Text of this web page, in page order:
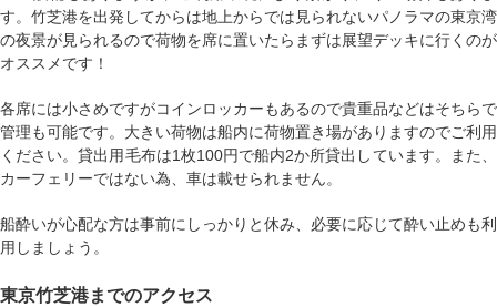
す。竹芝港を出発してからは地上からでは見られないパノラマの東京湾
の夜景が見られるので荷物を席に置いたらまずは展望デッキに行くのが
オススメです！
各席には小さめですがコインロッカーもあるので貴重品などはそちらで
管理も可能です。大きい荷物は船内に荷物置き場がありますのでご利用
ください。貸出用毛布は1枚100円で船内2か所貸出しています。また、
カーフェリーではない為、車は載せられません。
船酔いが心配な方は事前にしっかりと休み、必要に応じて酔い止めも利
用しましょう。
東京竹芝港までのアクセス